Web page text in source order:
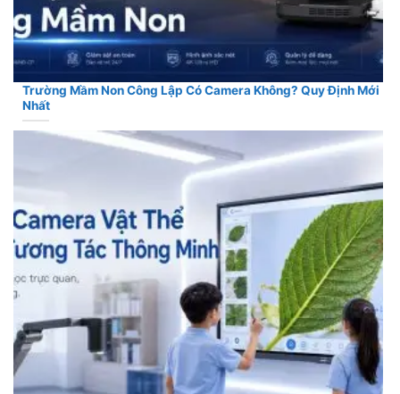
Trường Mầm Non Công Lập Có Camera Không? Quy Định Mới
Nhất